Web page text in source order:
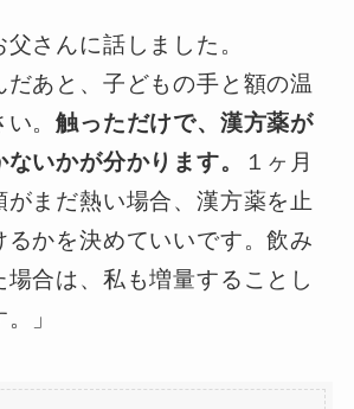
さんに話しました。
だあと、子どもの手と額の温
い。触っただけで、漢方薬が
いかが分かります。
１ヶ月
まだ熱い場合、漢方薬を止
るかを決めていいです。飲み
合は、私も増量することし
」